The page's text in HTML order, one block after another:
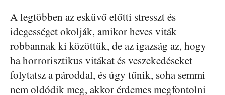
A legtöbben az esküvő előtti stresszt és
idegességet okolják, amikor heves viták
robbannak ki közöttük, de az igazság az, hogy
ha horrorisztikus vitákat és veszekedéseket
folytatsz a pároddal, és úgy tűnik, soha semmi
nem oldódik meg, akkor érdemes megfontolni